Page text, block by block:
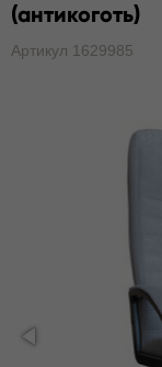
(антикоготь)
Артикул 1629985